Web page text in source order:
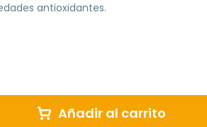
antioxidantes.
Añadir al carrito